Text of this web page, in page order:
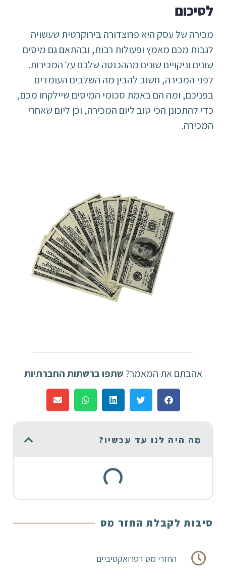
לסיכום
מכירה של עסק היא פרוצדורה בירוקרטית שעשויה
לגבות מכם מאמץ ופעולות רבות, ובהתאם גם מיסים
שונים וניקויים שונים מההכנסה שלכם על המכירות.
לפני המכירה, חשוב להבין מה השלבים העומדים
בפניכם, ומה הם באמת סכומי המיסים שיילקחו מכם,
כדי להתכונן הכי טוב ליום המכירה, וכן ליום שאחרי
המכירה.
אהבתם את המאמר? שתפו ברשתות החברתיות
מה היה לנו עד עכשיו?
סיבות לקבלת החזר מס
החזרי מס רטרואקטיביים